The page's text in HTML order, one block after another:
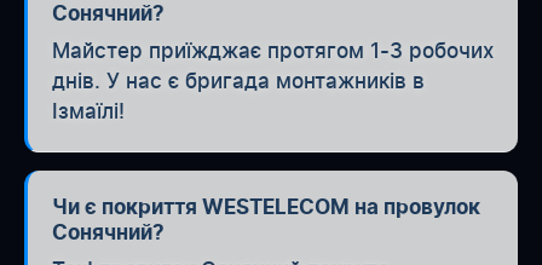
Сонячний?
Майстер приїжджає протягом 1-3 робочих
днів. У нас є бригада монтажників в
Ізмаїлі!
Чи є покриття WESTELECOM на провулок
Сонячний?